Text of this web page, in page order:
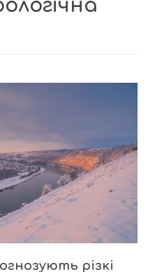
різкі